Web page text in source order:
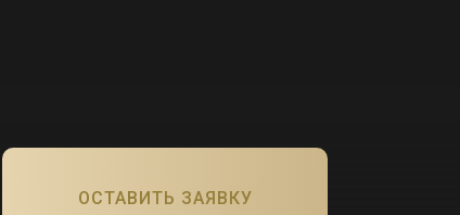
ОСТАВИТЬ ЗАЯВКУ